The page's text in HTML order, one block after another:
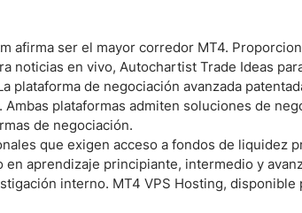
afirma ser el mayor corredor MT4.
noticias en vivo, Autochartist Trade Ideas
plataforma de negociación avanzada
plataformas admiten soluciones de
de negociación.
que exigen acceso a fondos de liquidez
aprendizaje principiante, intermedio y
interno. MT4 VPS Hosting, disponible